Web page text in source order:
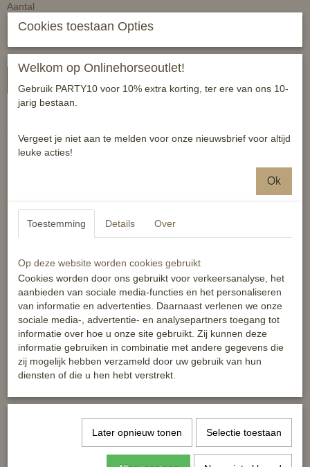
Aantal
Mooie pasvorm en op te delen in enkel het rug of halsstuk
beschermt het paard tegen vliegen en andere vliegende
staartriem
wijdte van het halsdeel regelbaar door lussen
lang halsdeel met verstelbare klittenbandsluiting
met klitsluiting aan halsdeel voor vast zetten aan
100% polyester
wasmachinebestendig tot 30 graden
mag in de droogtrommel
Reacties
Cookies toestaan Opties
Welkom op Onlinehorseoutlet!
Gebruik PARTY10 voor 10% extra korting, ter ere van ons 10-
jarig bestaan.
Vergeet je niet aan te melden voor onze nieuwsbrief voor altijd
leuke acties!
Ok
Toestemming Details Over
Op deze website worden cookies gebruikt
Cookies worden door ons gebruikt voor verkeersanalyse, het
aanbieden van sociale media-functies en het personaliseren
van informatie en advertenties. Daarnaast verlenen we onze
sociale media-, advertentie- en analysepartners toegang tot
informatie over hoe u onze site gebruikt. Zij kunnen deze
informatie gebruiken in combinatie met andere gegevens die
zij mogelijk hebben verzameld door uw gebruik van hun
diensten of die u hen hebt verstrekt.
Later opnieuw tonen Selectie toestaan